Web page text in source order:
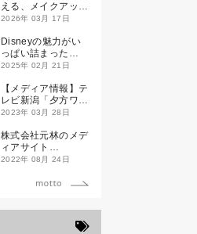
える、メイクアップ
ブランド
ス）」誕生。
2026年 03月 17日
Disneyの魅力がい
っぱい詰まった
『Disney
』が2月21日(金)に
新発売！
2025年 02月 21日
【メディア情報】テ
レビ新潟「夕方ワイ
ド新潟一番」
2023年 03月 28日
株式会社元林のメデ
ィアサイト
「motto」がローン
2022年 08月 24日